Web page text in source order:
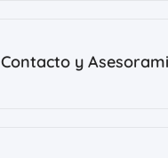
Contacto y